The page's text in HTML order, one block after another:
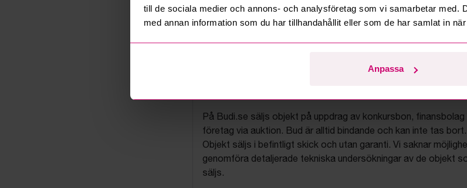
till de sociala medier och annons- och analysföretag som vi samarbetar med.
med annan information som du har tillhandahållit eller som de har samlat in
Anpassa
På Budi.se säljs objekt på uppdrag av konkursbon, finansbolag
företag via auktion. Bud är alltid bindande och kan inte tas bort.
Objekt säljs i befintligt skick och utan garanti. Vi saknar
genomföra detaljerade tekniska undersökningar av de objekt
säljs.